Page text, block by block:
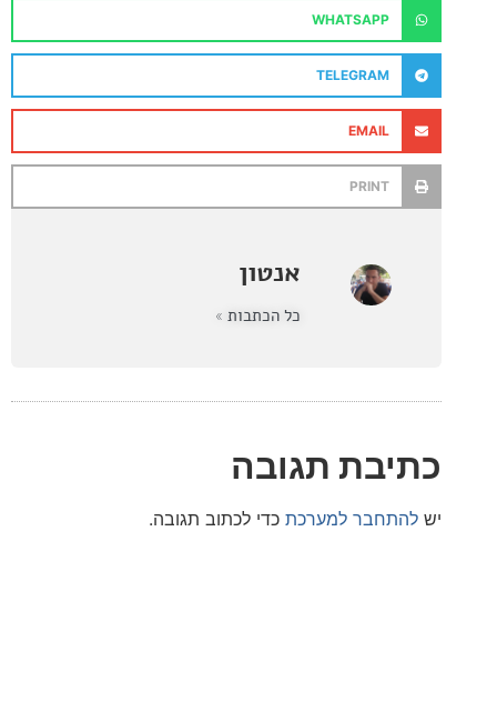
WHATSAPP
TELEGRAM
אנטון
תגובה
למערכתכדי לכתוב תגובה.